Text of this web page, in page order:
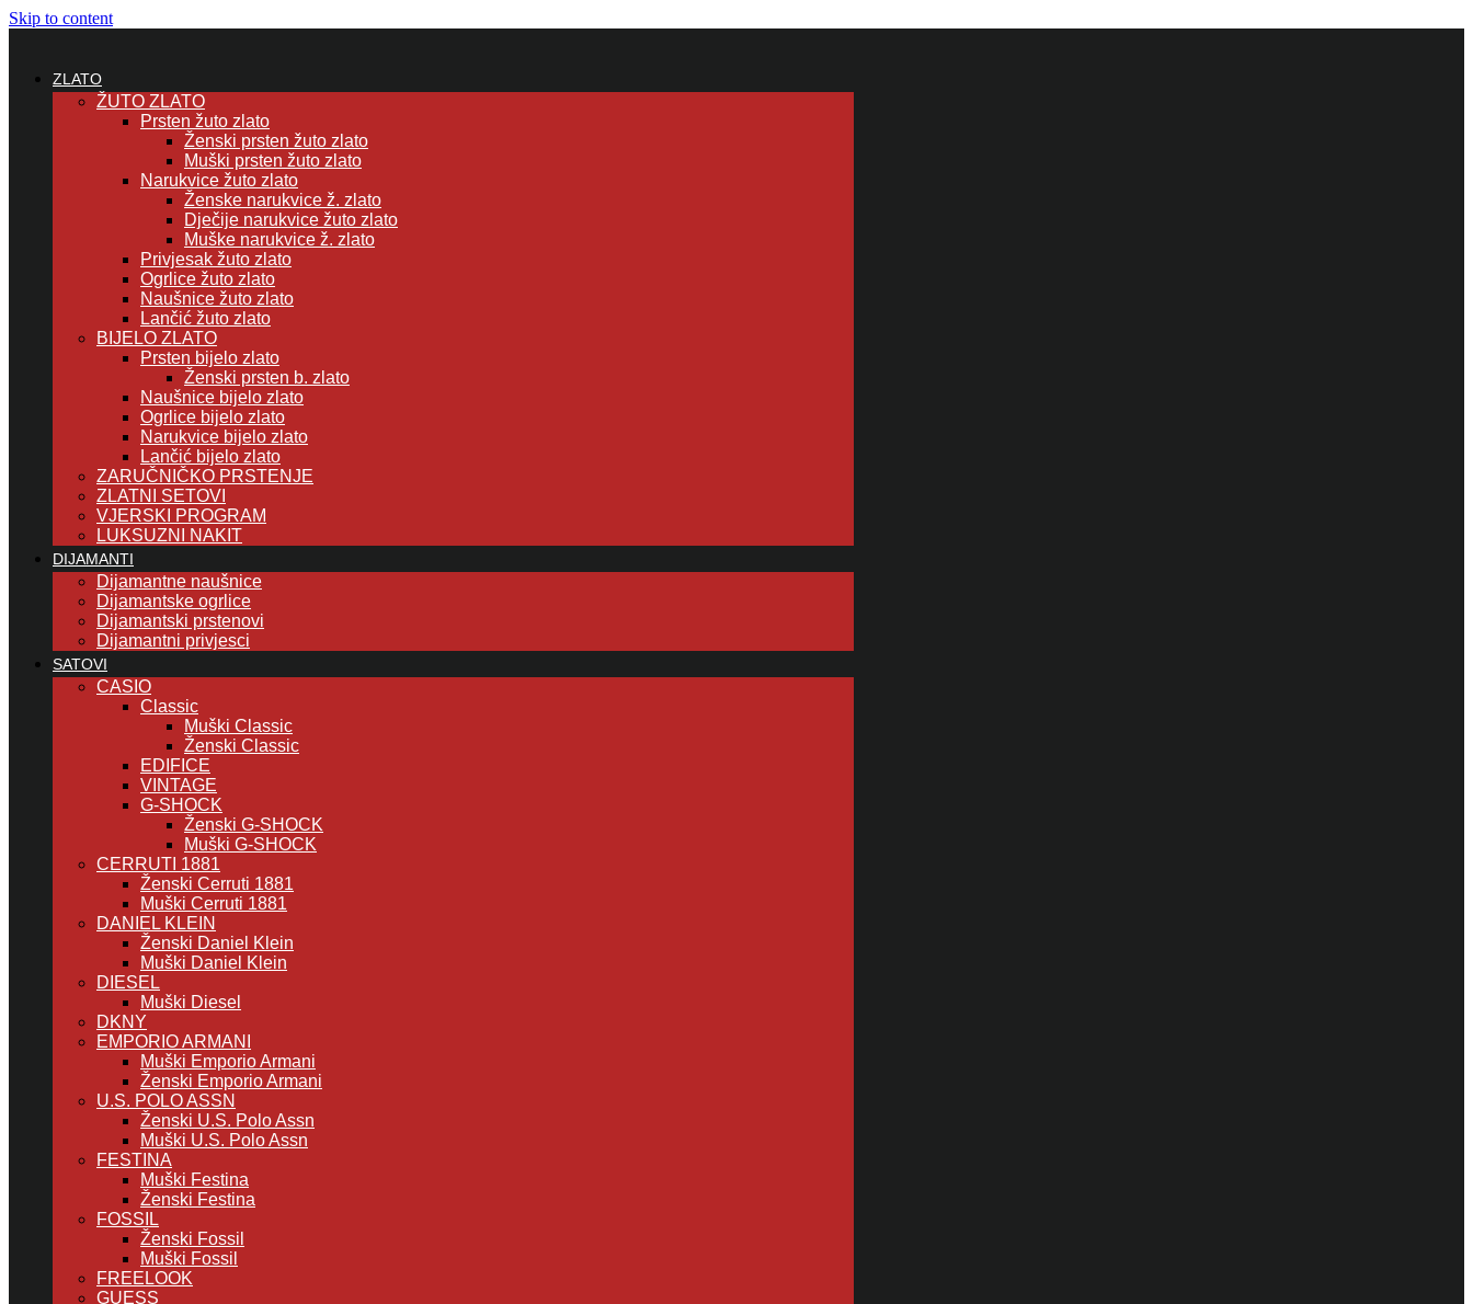
Skip to content
ZLATO
ŽUTO ZLATO
Prsten žuto zlato
Ženski prsten žuto zlato
Muški prsten žuto zlato
Narukvice žuto zlato
Ženske narukvice ž. zlato
Dječije narukvice žuto zlato
Muške narukvice ž. zlato
Privjesak žuto zlato
Ogrlice žuto zlato
Naušnice žuto zlato
Lančić žuto zlato
BIJELO ZLATO
Prsten bijelo zlato
Ženski prsten b. zlato
Naušnice bijelo zlato
Ogrlice bijelo zlato
Narukvice bijelo zlato
Lančić bijelo zlato
ZARUČNIČKO PRSTENJE
ZLATNI SETOVI
VJERSKI PROGRAM
LUKSUZNI NAKIT
DIJAMANTI
Dijamantne naušnice
Dijamantske ogrlice
Dijamantski prstenovi
Dijamantni privjesci
SATOVI
CASIO
Classic
Muški Classic
Ženski Classic
EDIFICE
VINTAGE
G-SHOCK
Ženski G-SHOCK
Muški G-SHOCK
CERRUTI 1881
Ženski Cerruti 1881
Muški Cerruti 1881
DANIEL KLEIN
Ženski Daniel Klein
Muški Daniel Klein
DIESEL
Muški Diesel
DKNY
EMPORIO ARMANI
Muški Emporio Armani
Ženski Emporio Armani
U.S. POLO ASSN
Ženski U.S. Polo Assn
Muški U.S. Polo Assn
FESTINA
Muški Festina
Ženski Festina
FOSSIL
Ženski Fossil
Muški Fossil
FREELOOK
GUESS